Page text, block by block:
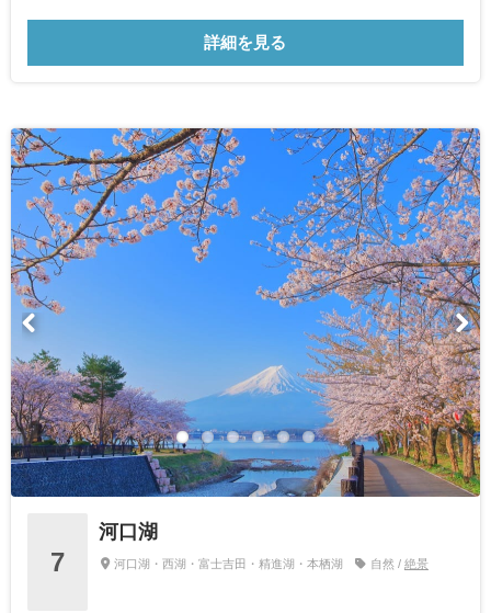
詳細を見る
7
河口湖
河口湖・西湖・富士吉田・精進湖・本栖湖 自然 / 絶景